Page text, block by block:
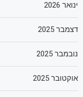
ינואר 2026
דצמבר 2025
נובמבר 2025
אוקטובר 2025